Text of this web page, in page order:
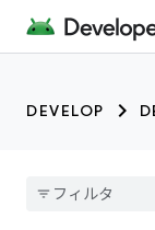
DEVELOP